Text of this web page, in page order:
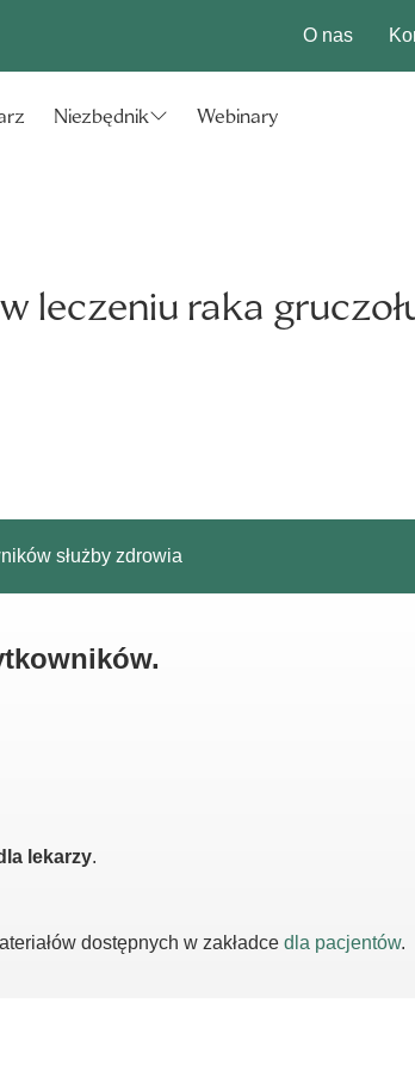
O nas
Niezbędnik Webinary
leczeniu raka
służby zdrowia
lekarzy.
dostępnych w zakładce dla pacjentów.